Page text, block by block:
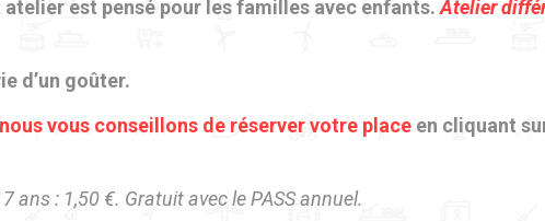
atelier est pensé pour les familles avec enfants. Atelier
d’un goûter.
nous vous conseillons de réserver votre place en cliquant
ans : 1,50 €. Gratuit avec le PASS annuel.